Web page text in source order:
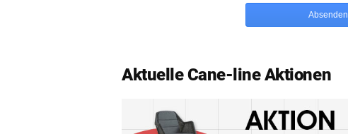
Absenden
Aktuelle Cane-line Aktionen